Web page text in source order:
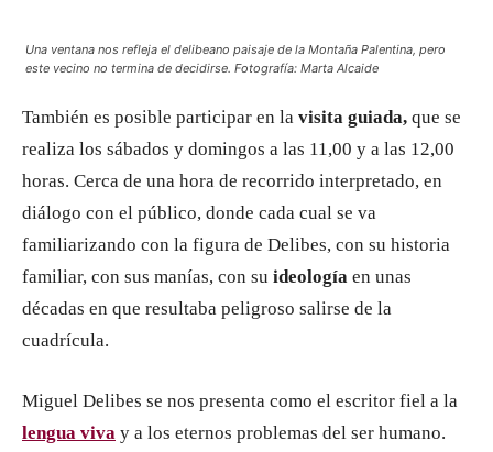
Una ventana nos refleja el delibeano paisaje de la Montaña Palentina, pero
este vecino no termina de decidirse. Fotografía: Marta Alcaide
También es posible participar en la visita guiada, que se
realiza los sábados y domingos a las 11,00 y a las 12,00
horas. Cerca de una hora de recorrido interpretado, en
diálogo con el público, donde cada cual se va
familiarizando con la figura de Delibes, con su historia
familiar, con sus manías, con su ideología en unas
décadas en que resultaba peligroso salirse de la
cuadrícula.
Miguel Delibes se nos presenta como el escritor fiel a la
lengua viva y a los eter­nos problemas del ser humano.